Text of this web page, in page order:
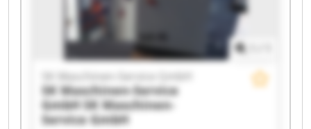
SK Maschinen-Service GmbH
SK Maschinen-Service
GmbH SK Maschinen-
Service GmbH